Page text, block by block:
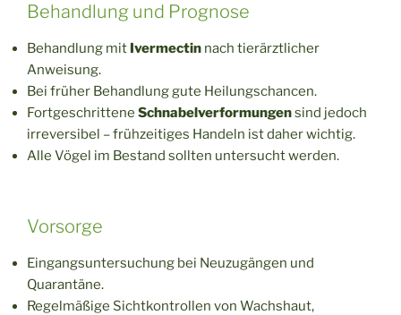
Behandlung und Prognose
Behandlung mit Ivermectin nach tierärztlicher
Anweisung.
Bei früher Behandlung gute Heilungschancen.
Fortgeschrittene Schnabelverformungensind jedoch
irreversibel – frühzeitiges Handeln ist daher wichtig.
Alle Vögel im Bestand sollten untersucht werden.
Vorsorge
Eingangsuntersuchung bei Neuzugängen und
Quarantäne.
Regelmäßige Sichtkontrollen von Wachshaut,